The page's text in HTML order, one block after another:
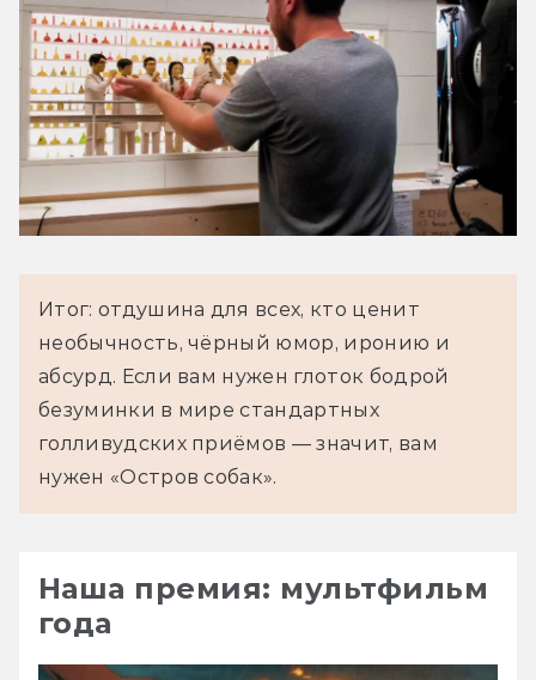
Итог: отдушина для всех, кто ценит
необычность, чёрный юмор, иронию и
абсурд. Если вам нужен глоток бодрой
безуминки в мире стандартных
голливудских приёмов — значит, вам
нужен «Остров собак».
Наша премия: мультфильм
года